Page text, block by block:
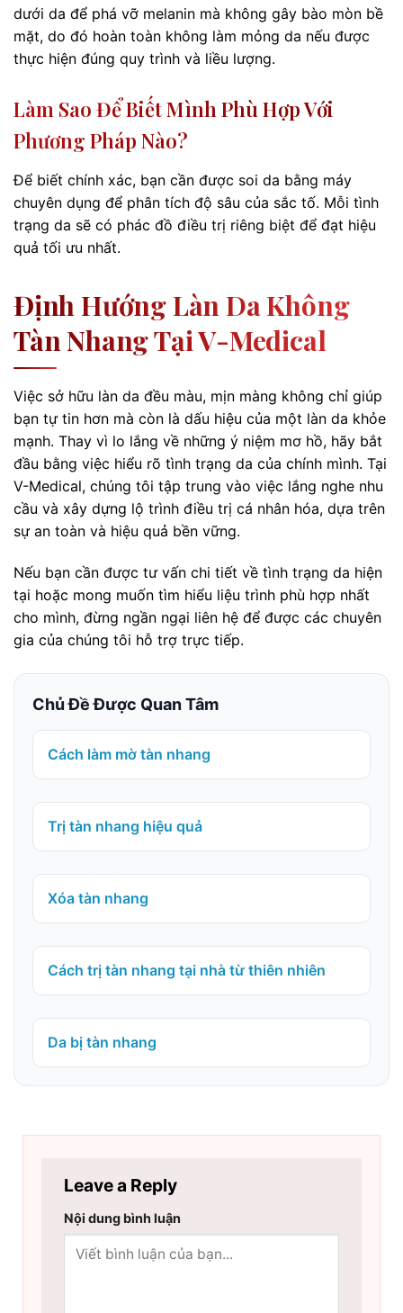
dưới da để phá vỡ melanin mà không gây bào mòn bề
mặt, do đó hoàn toàn không làm mỏng da nếu được
thực hiện đúng quy trình và liều lượng.
Làm Sao Để Biết Mình Phù Hợp Với
Phương Pháp Nào?
Để biết chính xác, bạn cần được soi da bằng máy
chuyên dụng để phân tích độ sâu của sắc tố. Mỗi tình
trạng da sẽ có phác đồ điều trị riêng biệt để đạt hiệu
quả tối ưu nhất.
Định Hướng Làn Da Không
Tàn Nhang Tại V-Medical
Việc sở hữu làn da đều màu, mịn màng không chỉ giúp
bạn tự tin hơn mà còn là dấu hiệu của một làn da khỏe
mạnh. Thay vì lo lắng về những ý niệm mơ hồ, hãy bắt
đầu bằng việc hiểu rõ tình trạng da của chính mình. Tại
V-Medical, chúng tôi tập trung vào việc lắng nghe nhu
cầu và xây dựng lộ trình điều trị cá nhân hóa, dựa trên
sự an toàn và hiệu quả bền vững.
Nếu bạn cần được tư vấn chi tiết về tình trạng da hiện
tại hoặc mong muốn tìm hiểu liệu trình phù hợp nhất
cho mình, đừng ngần ngại liên hệ để được các chuyên
gia của chúng tôi hỗ trợ trực tiếp.
Chủ Đề Được Quan Tâm
Cách làm mờ tàn nhang
Trị tàn nhang hiệu quả
Xóa tàn nhang
Cách trị tàn nhang tại nhà từ thiên nhiên
Da bị tàn nhang
Leave a Reply
Nội dung bình luận